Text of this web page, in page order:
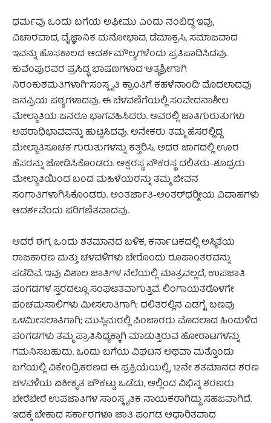
ಧರ್ಮವು ಒಂದು ಬಗೆಯ ಅಫೀಮು ಎಂದು ನಂಬಿದ್ದ ಇವು,
ವಿಚಾರವಾದ, ವೈಜ್ಞಾನಿಕ ಮನೋಭಾವ, ಡೆಮಾಕ್ರಸಿ, ಸಮಾಜವಾದ
ಇವನ್ನು ಹೊಸಕಾಲದ ಆದರ್ಶಮೌಲ್ಯಗಳೆಂದು ಪ್ರತಿಪಾದಿಸಿದವು.
ಕುವೆಂಪುರವರ ಪ್ರಸಿದ್ಧ ಭಾಷಣಗಳಾದ ‘ಆತ್ಮಶ್ರೀಗಾಗಿ
ನಿರಂಕುಶಮತಿಗಳಾಗಿ’ ‘ಸಂಸ್ಕೃತಿ ಕ್ರಾಂತಿಗೆ ಕಹಳೆನಾಂದಿ’ ಮೊದಲಾದವು
ಜನಪ್ರಿಯ ಪಠ್ಯಗಳಾದವು. ಈ ಬೆಳವಣಿಗೆಯಲ್ಲಿ ಸಂವೇದನಾಶೀಲ
ಮೇಲ್ಜಾತಿಯ ಜನರೂ ಭಾಗವಹಿಸಿದರು. ಅವರಲ್ಲಿ ಜಾತಿಗುರುತುಗಳು
ಅಪರಾಧಿಭಾವವನ್ನು ಹುಟ್ಟಿಸಿದವು. ಅನೇಕರು ತಮ್ಮ ಹೆಸರಲ್ಲಿದ್ದ
ಮೇಲ್ಜಾತಿಸೂಚಕ ಗುರುತುಗಳನ್ನು ಕತ್ತರಿಸಿ, ಅದರ ಜಾಗದಲ್ಲಿ ಊರ
ಹೆಸರನ್ನು ಜೋಡಿಸಿಕೊಂಡರು. ಅಕ್ಷರಸ್ಥ ನೌಕರಸ್ಥ ದಲಿತರು-ಶೂದ್ರರು
ಮೇಲ್ಜಾತಿಯಿಂದ ಬಂದ ಮಹಿಳೆಯರನ್ನು ತಮ್ಮ ಜೀವನ
ಸಂಗಾತಿಗಳಾಗಿಸಿಕೊಂಡರು. ಅಂತರ್ಜಾತಿ-ಅಂತರ್‌ಧರ್‍ಮೀಯ ವಿವಾಹಗಳು
ಆದರ್ಶವೆಂದು ಪರಿಗಣಿತವಾದವು.
ಆದರೆ ಈಗ, ಒಂದು ಶತಮಾನದ ಬಳಿಕ, ಕರ್ನಾಟಕದಲ್ಲಿ ಅಸ್ಮಿತೆಯ
ರಾಜಕಾರಣ ಮತ್ತು ಚಳವಳಿಗಳು ಬೇರೊಂದು ರೂಪಾಂತರವನ್ನು
ಪಡೆದಿವೆ. ಇವು ವಿಶಾಲ ಜಾತಿಗಳ ನೆಲೆಯಲ್ಲಿ ಮಾತ್ರವಲ್ಲದೆ, ಉಪಜಾತಿ
ಪಂಗಡಗಳ ಸ್ತರದಲ್ಲೂ ಸಂಘಟಿತವಾಗುತ್ತಿವೆ. ಲಿಂಗಾಯತರೊಳಗೇ
ಪಂಚಮಸಾಲಿಗಳು ಮೀಸಲಾತಿಗಾಗಿ; ದಲಿತರಲ್ಲಿನ ಎಡಗೈ ಬಣವು
ಒಳಮೀಸಲಾತಿಗಾಗಿ; ಮುಸ್ಲಿಮರಲ್ಲಿ ಪಿಂಜಾರರು ಮೊದಲಾದ ಹಿಂದುಳಿದ
ಪಂಗಡಗಳು ತಮ್ಮ ಪ್ರಾತಿನಿಧ್ಯಕ್ಕಾಗಿ ಮಾಡುತ್ತಿರುವ ಹೋರಾಟಗಳನ್ನು
ಗಮನಿಸಬಹುದು. ಒಂದು ಬಗೆಯ ವಿಘಟನ ಅಥವಾ ಮತ್ತೊಂದು
ಬಗೆಯಲ್ಲಿ ವಿಕೇಂದ್ರಿಕರಣದ ಈ ಪ್ರಕ್ರಿಯೆಯಲ್ಲಿ, 12ನೇ ಶತಮಾನದ ಶರಣ
ಚಳವಳಿಯ ಏಕೀಕೃತ ಚೌಕಟ್ಟು ಒಡೆದು, ಅಲ್ಲಿಂದ ವಿಭಿನ್ನ ಶರಣರು
ಬೇರೆಬೇರೆ ಉಪಜಾತಿಗಳ ಸಾಂಸ್ಕೃತಿಕ ನಾಯಕರಾಗಿದ್ದು ಸಹಜವಾಗಿದೆ.
ಇದಕ್ಕೆ ಬೇಕಾದ ಸರ್ಕಾರಗಳೂ ಜಾತಿ ಪಂಗಡ ಆಧಾರಿತವಾದ